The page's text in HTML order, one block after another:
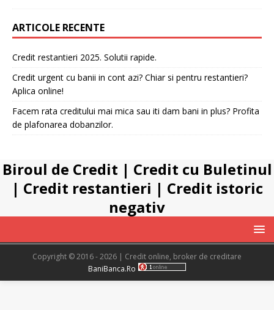
ARTICOLE RECENTE
Credit restantieri 2025. Solutii rapide.
Credit urgent cu banii in cont azi? Chiar si pentru restantieri?
Aplica online!
Facem rata creditului mai mica sau iti dam bani in plus? Profita
de plafonarea dobanzilor.
Biroul de Credit | Credit cu Buletinul
| Credit restantieri | Credit istoric
negativ
Copyright © 2016 - 2026 | Credit online, broker de creditare
BaniBanca.Ro